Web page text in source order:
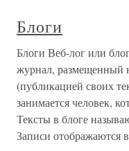
Блоги
Блоги Веб-лог или
журнал, размещенный
(публикацией своих
занимается человек,
Тексты в блоге
Записи отображаются в